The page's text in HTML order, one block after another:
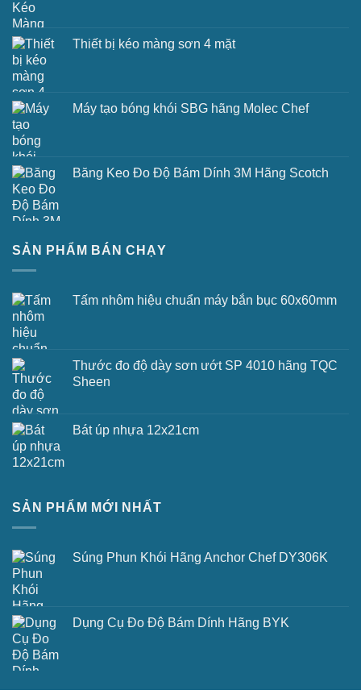
Thiết bị kéo màng sơn 4 mặt
Máy tạo bóng khói SBG hãng Molec Chef
Băng Keo Đo Độ Bám Dính 3M Hãng Scotch
SẢN PHẨM BÁN CHẠY
Tấm nhôm hiệu chuẩn máy bắn bục 60x60mm
Thước đo độ dày sơn ướt SP 4010 hãng TQC
Sheen
Bát úp nhựa 12x21cm
SẢN PHẨM MỚI NHẤT
Súng Phun Khói Hãng Anchor Chef DY306K
Dụng Cụ Đo Độ Bám Dính Hãng BYK